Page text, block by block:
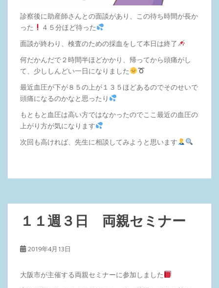
診察後に助産師さんとの面談があり、この待ち時間が長か
った
４５分ほど待った
面談が終わり、検査のための採血をして本日は終了
何だかんだで２時間半ほどかかり、帰ってから頭痛がし
て、少ししんどい一日になりました
最近血圧が下が８５の上が１３５ほどあるのでそのせいで
頭痛になるのかなと思ったり
もともと血圧は高い方ではなかったのでここ最近の血圧の
上がり方が気になります
次回も高ければ、先生に相談してみようと思います
１１週３日 両親セミナー
2019年4月13日
大阪市が主催する両親セミナーに参加しました